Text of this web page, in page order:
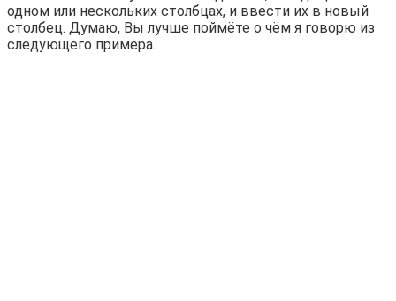
одном или нескольких столбцах, и ввести их в новый
столбец. Думаю, Вы лучше поймёте о чём я говорю из
следующего примера.